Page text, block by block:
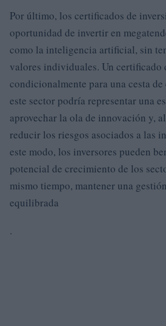
Por último, los certificados de
oportunidad de invertir en
como la inteligencia artificial, sin
valores individuales. Un certificado
condicionalmente para una cesta de
este sector podría representar una
aprovechar la ola de innovación y,
reducir los riesgos asociados a las
este modo, los inversores pueden
potencial de crecimiento de los
mismo tiempo, mantener una
equilibrada
.